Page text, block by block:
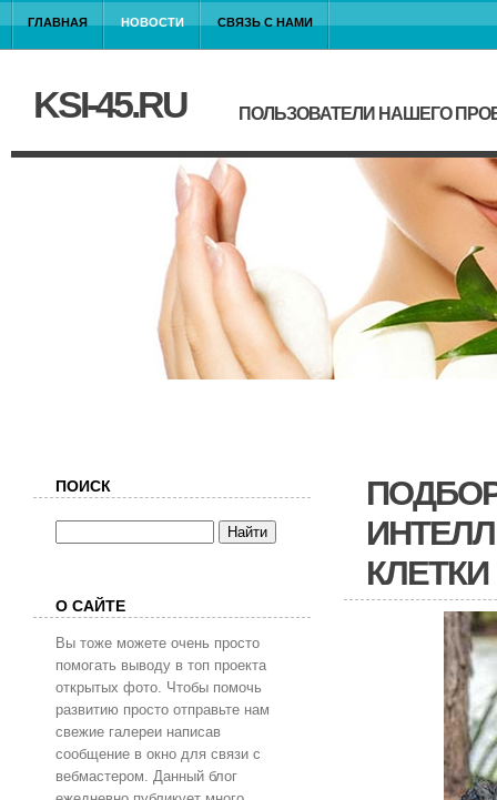
ГЛАВНАЯ НОВОСТИ СВЯЗЬ С НАМИ
KSI-45.RU ПОЛЬЗОВАТЕЛИ НАШЕГО
ПОИСК
О САЙТЕ
Вы тоже можете очень просто
помогать выводу в топ проекта
открытых фото. Чтобы помочь
развитию просто отправьте нам
свежие галереи написав
сообщение в окно для связи с
вебмастером. Данный блог